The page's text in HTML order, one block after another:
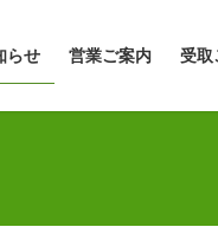
らせ 営業ご案内 受取